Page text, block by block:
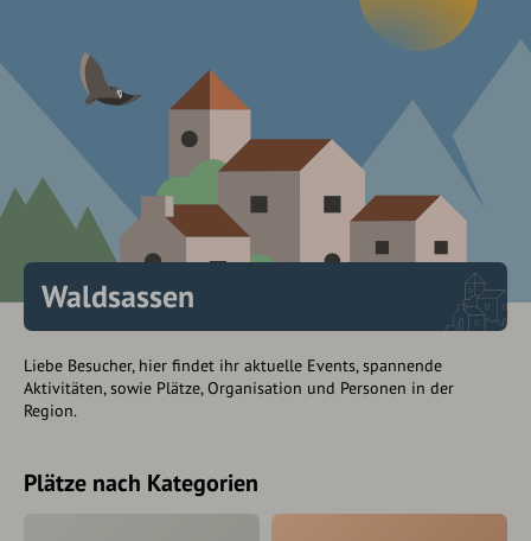
Waldsassen
Liebe Besucher, hier findet ihr aktuelle Events, spannende
Aktivitäten, sowie Plätze, Organisation und Personen in der
Region.
Plätze nach Kategorien